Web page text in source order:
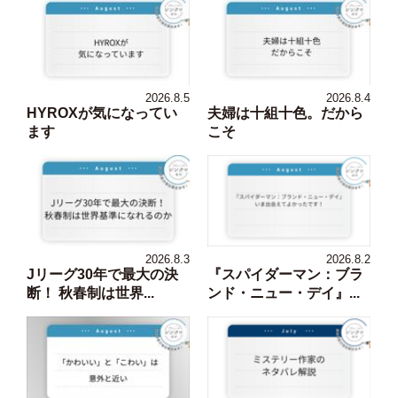
2026.8.5
HYROXが気になってい
ます
2026.8.4
夫婦は十組十色。だから
こそ
2026.8.3
Jリーグ30年で最大の決
断！ 秋春制は世界...
2026.8.2
『スパイダーマン：ブラ
ンド・ニュー・デイ』...